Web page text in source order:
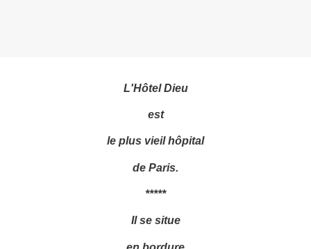
L'Hôtel Dieu
est
le plus vieil hôpital
de Paris.
*****
Il se situe